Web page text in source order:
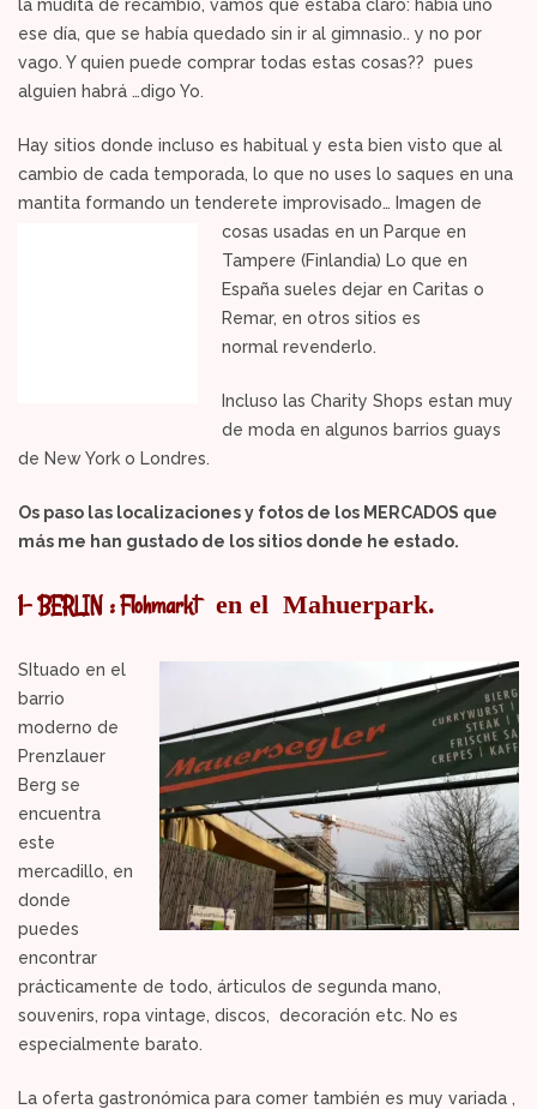
la mudita de recambio, vamos que estaba claro: había uno
ese día, que se había quedado sin ir al gimnasio.. y no por
vago. Y quien puede comprar todas estas cosas?? pues
alguien habrá …digo Yo.
Hay sitios donde incluso es habitual y esta bien visto que al
cambio de cada temporada, lo que no uses lo saques en una
mantita formando un tenderete improvisado… Imagen de
cosas usadas en un Parque en
Tampere (Finlandia) Lo que en
España sueles dejar en Caritas o
Remar, en otros sitios es
normal revenderlo.
Incluso las Charity Shops estan muy
de moda en algunos barrios guays
de New York o Londres.
Os paso las localizaciones y fotos de los MERCADOS que
más me han gustado de los sitios donde he estado.
1- BERLIN :Flohmarkt en el Mahuerpark.
SItuado en el
barrio
moderno de
Prenzlauer
Berg se
encuentra
este
mercadillo, en
donde
puedes
encontrar
prácticamente de todo, árticulos de segunda mano,
souvenirs, ropa vintage, discos, decoración etc. No es
especialmente barato.
La oferta gastronómica para comer también es muy variada ,